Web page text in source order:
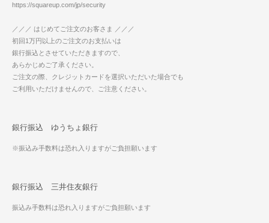
https://squareup.com/jp/security
／／／ はじめてご注文のお客さま ／／／
初回1万円以上のご注文のお支払いは
銀行振込とさせていただきますので、
あらかじめご了承ください。
ご注文の際、クレジットカードを選択いただいた場合でも
ご利用いただけませんので、ご注意ください。
銀行振込 ゆうちょ銀行
※振込み手数料は恐れ入りますがご負担願います
銀行振込 三井住友銀行
振込み手数料は恐れ入りますがご負担願います